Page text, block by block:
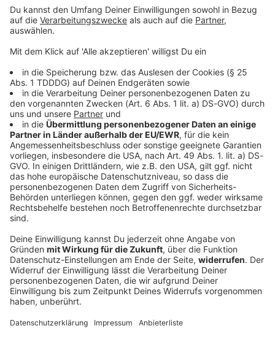
Kontaktformular
Sprachnachricht
DAS KÖNNTE DICH AUCH INTERESSIEREN
Interviews
Five Finger Death Punch 2026: Zoltan über die Tour!
Five Finger Death Punch sind zurück! 🤘
ROCK ANTENNE in NRW Interview über das neue Album